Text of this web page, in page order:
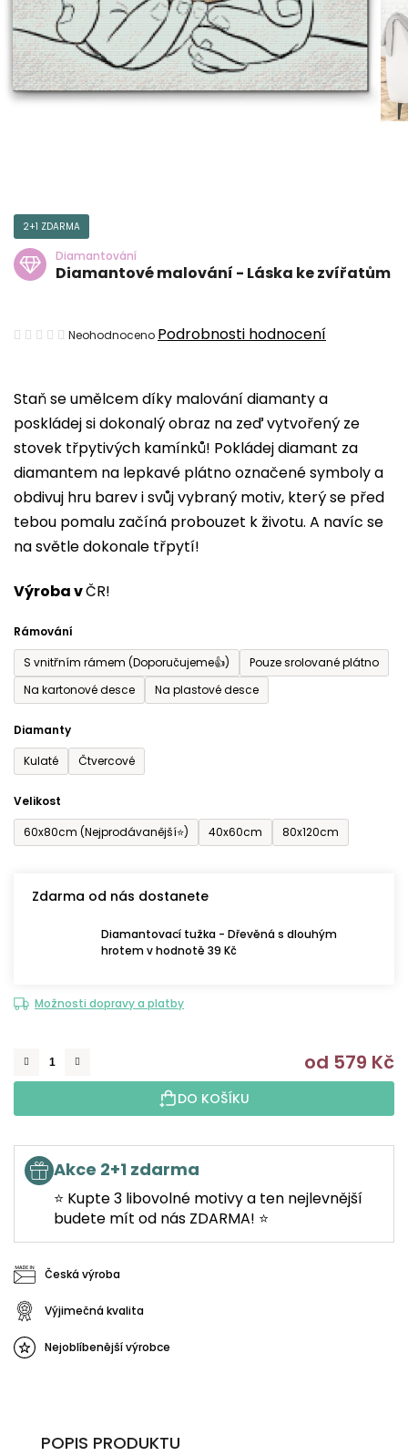
Staň se umělcem díky malování diamanty a
poskládej si dokonalý obraz na zeď vytvořený ze
stovek třpytivých kamínků! Pokládej diamant za
diamantem na lepkavé plátno označené symboly a
obdivuj hru barev i svůj vybraný motiv, který se před
tebou pomalu začíná probouzet k životu. A navíc se
na světle dokonale třpytí!
Výroba vČR!
Rámování
S vnitřním rámem (Doporučujeme👍)
Pouze srolované plátno
Na kartonové desce
Na plastové desce
Diamanty
Kulaté
Čtvercové
Velikost
60x80cm (Nejprodávanější⭐)
40x60cm 80x120cm
Zdarma od nás dostanete
Diamantovací tužka - Dřevěná s dlouhým
hrotem v hodnotě 39 Kč
Možnosti dopravy a platby
od 579 Kč
DO KOŠÍKU
Akce 2+1 zdarma
⭐ Kupte 3 libovolné motivy a ten nejlevnější
budete mít od nás ZDARMA! ⭐
Česká výroba
Výjimečná kvalita
Nejoblíbenější výrobce
2+1 ZDARMA
Diamantování
Diamantové malování - Láska ke zvířatům
Průměrné
je
0,0
z
5
hvězdiček.
Neohodnoceno Podrobnosti hodnocení
POPIS PRODUKTU